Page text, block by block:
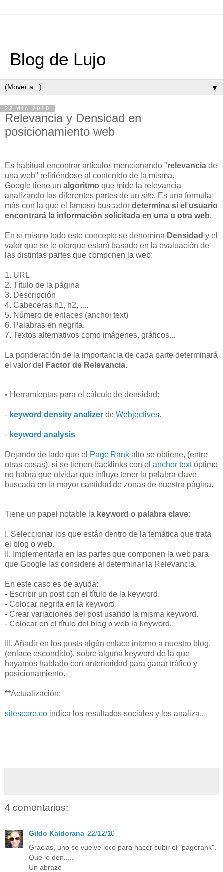
Blog de Lujo
▼
22 dic 2010
Relevancia y Densidad en
posicionamiento web
Es habitual encontrar artículos mencionando "relevancia de
una web" refiriéndose al contenido de la misma.
Google tiene un algoritmo que mide la relevancia
analizando las diferentes partes de un site. Es una fórmula
más con la que el famoso buscador determina si el usuario
encontrará la información solicitada en una u otra web.
En sí mismo todo este concepto se denomina Densidad y el
valor que se le otorgue estará basado en la evaluación de
las distintas partes que componen la web:
1. URL
2. Título de la página
3. Descripción
4. Cabeceras h1, h2, ....
5. Número de enlaces (anchor text)
6. Palabras en negrita.
7. Textos alternativos como imágenes, gráficos...
La ponderación de la importancia de cada parte determinará
el valor del
Factor de Relevancia.
• Herramientas para el cálculo de densidad:
- keyword density analizer de Webjectives.
- keyword analysis
Dejando de lado que el Page Rank alto se obtiene, (entre
otras cosas), si se tienen backlinks con el anchor textóptimo
no habrá que olvidar que influye tener la palabra clave
buscada en la mayor cantidad de zonas de nuestra página.
Tiene un papel notable la keyword o palabra clave:
I. Seleccionar los que están dentro de la temática que trata
el blog o web.
II. Implementarla en las partes que componen la web para
que Google las considere al determinar la Relevancia.
En este caso es de ayuda:
- Escribir un post con el título de la keyword.
- Colocar negrita en la keyword.
- Crear variaciones del post usando la misma keyword.
- Colocar en el título del blog o web la keyword.
III. Añadir en los posts algún enlace interno a nuestro blog,
(enlace escondido), sobre alguna keyword de la que
hayamos hablado con anterioridad para ganar tráfico y
posicionamiento.
**Actualización:
sitescore.co indica los resultados sociales y los analiza..
4 comentarios:
Gildo Kaldorana 22/12/10
Gracias, uno se vuelve loco para hacer subir el "pagerank".
Que le den.....
Un abrazo